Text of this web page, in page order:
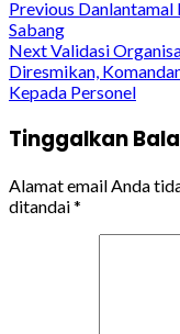
Continue
Reading
Previous Danlantamal
Sabang
NextValidasi
Diresmikan,
Kepada Personel
Tinggalkan
Alamat email Anda
ditandai*